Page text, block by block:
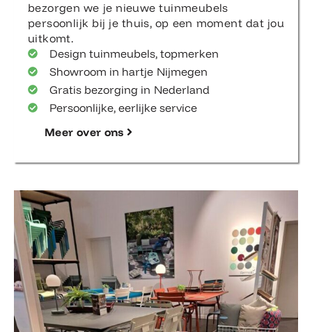
bezorgen we je nieuwe tuinmeubels
persoonlijk bij je thuis, op een moment dat jou
uitkomt.
Design tuinmeubels, topmerken
Showroom in hartje Nijmegen
Gratis bezorging in Nederland
Persoonlijke, eerlijke service
Meer over ons